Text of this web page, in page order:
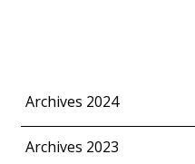
Archives 2024
Archives 2023